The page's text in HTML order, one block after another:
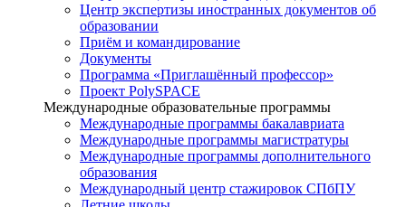
Центр экспертизы иностранных документов об
образовании
Приём и командирование
Документы
Программа «Приглашённый профессор»
Проект PolySPACE
Международные образовательные программы
Международные программы бакалавриата
Международные программы магистратуры
Международные программы дополнительного
образования
Международный центр стажировок СПбПУ